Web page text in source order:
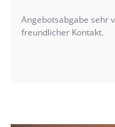
Angebotsabgabe sehr
freundlicher Kontakt.